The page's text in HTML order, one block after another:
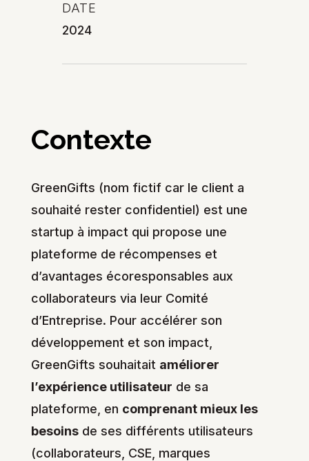
DATE
2024
Contexte
GreenGifts (nom fictif car le client a
souhaité rester confidentiel) est une
startup à impact qui propose une
plateforme de récompenses et
d’avantages écoresponsables aux
collaborateurs via leur Comité
d’Entreprise. Pour accélérer son
développement et son impact,
GreenGifts souhaitait améliorer
l’expérience utilisateur de sa
plateforme, en comprenant mieux les
besoinsde ses différents utilisateurs
(collaborateurs, CSE, marques